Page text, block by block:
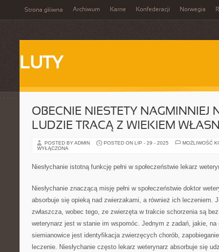
Strona główna Archiwum Karne Konfederacji Norwegia
LUTY
OBECNIE NIESTETY NAGMINNIEJ
LUDZIE TRACĄ Z WIEKIEM
POSTED BY ADMIN POSTED ON LIP - 29 - 2025
MOŻLIWOŚĆ
WYŁĄCZONA
Niesłychanie istotną funkcję pełni w społeczeństwie lekarz
Niesłychanie znaczącą misję pełni w społeczeństwie doktor
absorbuje się opieką nad zwierzakami, a również ich leczeniem.
zwłaszcza, wobec tego, ze zwierzęta w trakcie schorzenia są
weterynarz jest w stanie im wspomóc. Jednym z zadań, jakie, na
siemianowice jest identyfikacja zwierzęcych chorób,
leczenie. Niesłychanie często lekarz weterynarz absorbuje się